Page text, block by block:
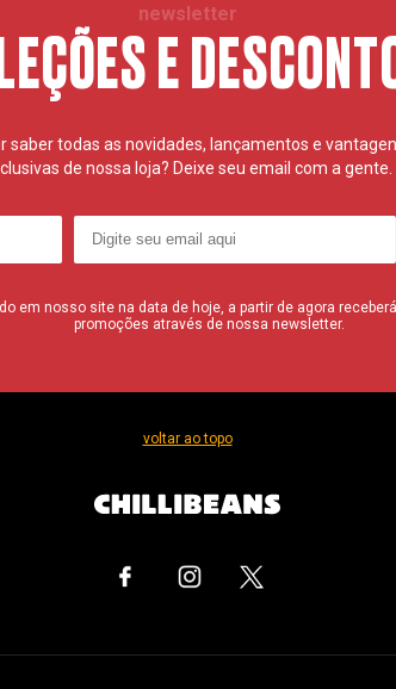
newsletter
E
saber todas as novidades, lançamentos e
de nossa loja? Deixe seu email com a gente.
em nosso site na data de hoje, a partir de agora
promoções através de nossa newsletter.
voltar ao topo